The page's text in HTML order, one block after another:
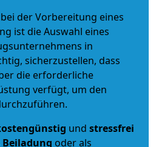
der Vorbereitung eines
ist die Auswahl eines
in
sicherzustellen, dass
die erforderliche
verfügt, um den
und stressfrei
Beiladung oder als